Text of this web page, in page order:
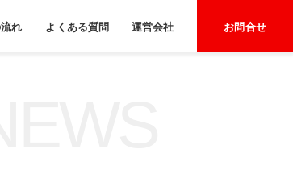
れ よくある質問 運営会社 お問合せ